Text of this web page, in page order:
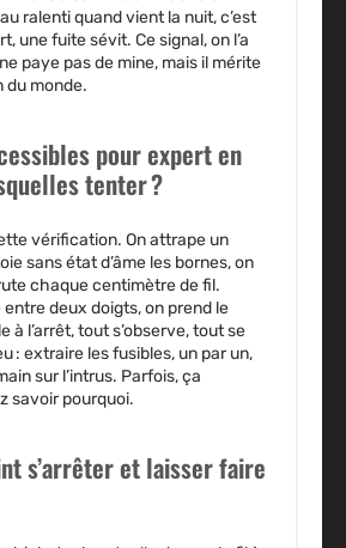
ralenti quand vient la nuit, c’est
une fuite sévit. Ce signal, on l’a
paye pas de mine, mais il mérite
du monde.
pour expert en
tenter ?
vérification. On attrape un
sans état d’âme les bornes, on
chaque centimètre de fil.
deux doigts, on prend le
à l’arrêt, tout s’observe, tout se
: extraire les fusibles, un par un,
sur l’intrus. Parfois, ça
savoir pourquoi.
s’arrêter et laisser faire